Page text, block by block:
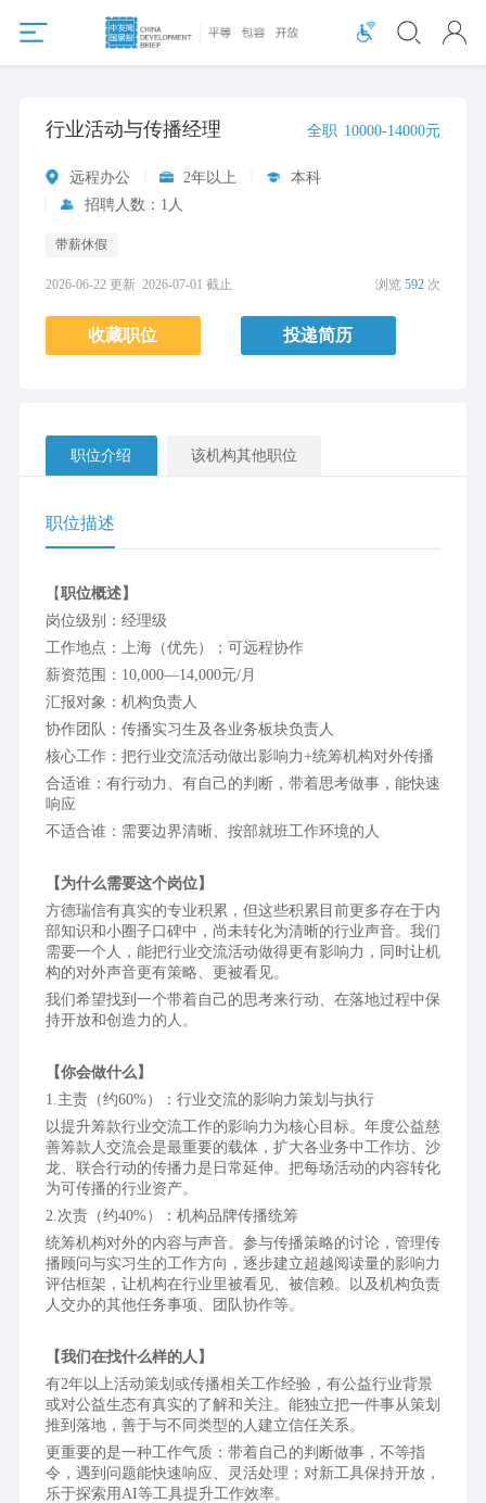
行业活动与传播经理 全职 10000-14000元
远程办公 2年以上
本科
招聘人数：1人
带薪休假
2026-06-22 更新 2026-07-01 截止 浏览592 次
收藏职位 投递简历
职位介绍 该机构其他职位
职位描述
【职位概述】
岗位级别：经理级
工作地点：上海（优先）；可远程协作
薪资范围：10,000—14,000元/月
汇报对象：机构负责人
协作团队：传播实习生及各业务板块负责人
核心工作：把行业交流活动做出影响力+统筹机构对外传播
合适谁：有行动力、有自己的判断，带着思考做事，能快速
响应
不适合谁：需要边界清晰、按部就班工作环境的人
【为什么需要这个岗位】
方德瑞信有真实的专业积累，但这些积累目前更多存在于内
部知识和小圈子口碑中，尚未转化为清晰的行业声音。我们
需要一个人，能把行业交流活动做得更有影响力，同时让机
构的对外声音更有策略、更被看见。
我们希望找到一个带着自己的思考来行动、在落地过程中保
持开放和创造力的人。
【你会做什么】
1.主责（约60%）：行业交流的影响力策划与执行
以提升筹款行业交流工作的影响力为核心目标。年度公益慈
善筹款人交流会是最重要的载体，扩大各业务中工作坊、沙
龙、联合行动的传播力是日常延伸。把每场活动的内容转化
为可传播的行业资产。
2.次责（约40%）：机构品牌传播统筹
统筹机构对外的内容与声音。参与传播策略的讨论，管理传
播顾问与实习生的工作方向，逐步建立超越阅读量的影响力
评估框架，让机构在行业里被看见、被信赖。以及机构负责
人交办的其他任务事项、团队协作等。
【我们在找什么样的人】
有2年以上活动策划或传播相关工作经验，有公益行业背景
或对公益生态有真实的了解和关注。能独立把一件事从策划
推到落地，善于与不同类型的人建立信任关系。
更重要的是一种工作气质：带着自己的判断做事，不等指
令，遇到问题能快速响应、灵活处理；对新工具保持开放，
乐于探索用AI等工具提升工作效率。